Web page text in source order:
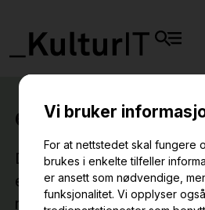
Den 17-18 september
eKulturseminarium i
med Bohusläns museum!